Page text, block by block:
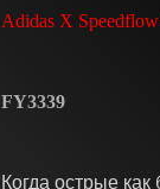
Adidas X
FY3339
Когда острые